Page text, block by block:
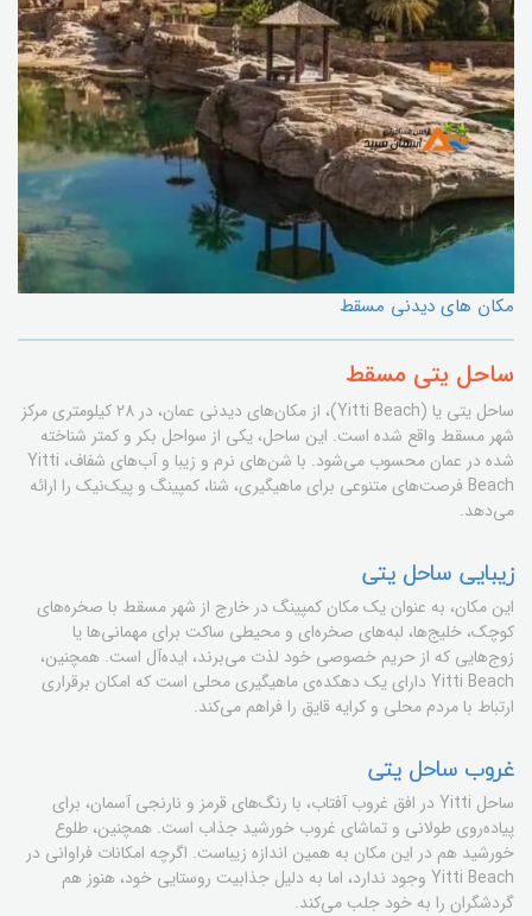
مکان های دیدنی مسقط
ساحل یتی مسقط
ساحل یتی یا (Yitti Beach)، از مکان‌های دیدنی عمان، در 28 کیلومتری مرکز
شهر مسقط واقع شده است. این ساحل، یکی از سواحل بکر و کمتر شناخته
شده در عمان محسوب می‌شود. با شن‌های نرم و زیبا و آب‌های شفاف، Yitti
Beach فرصت‌های متنوعی برای ماهیگیری، شنا، کمپینگ و پیک‌نیک را ارائه
می‌دهد.
زیبایی ساحل یتی
این مکان، به عنوان یک مکان کمپینگ در خارج از شهر مسقط با صخره‌های
کوچک، خلیج‌ها، لبه‌های صخره‌ای و محیطی ساکت برای مهمانی‌ها یا
زوج‌هایی که از حریم خصوصی خود لذت می‌برند، ایده‌آل است. همچنین،
Yitti Beach دارای یک دهکده‌ی ماهیگیری محلی است که امکان برقراری
ارتباط با مردم محلی و کرایه قایق را فراهم می‌کند.
غروب ساحل یتی
ساحل Yitti در افق غروب آفتاب، با رنگ‌های قرمز و نارنجی آسمان، برای
پیاده‌روی طولانی و تماشای غروب خورشید جذاب است. همچنین، طلوع
خورشید هم در این مکان به همین اندازه زیباست. اگرچه امکانات فراوانی در
Yitti Beach وجود ندارد، اما به دلیل جذابیت روستایی خود، هنوز هم
گردشگران را به خود جلب می‌کند.